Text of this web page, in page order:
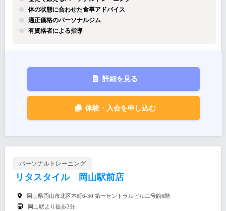
体の状態に合わせた食事アドバイス
適正価格のパーソナルジム
有資格者による指導
詳細を見る
体験・入会を申し込む
パーソナルトレーニング
リタスタイル 岡山駅前店
岡山県岡山市北区本町6-30 第一セントラルビル二号館6階
岡山駅より徒歩3分